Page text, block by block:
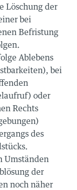
Löschung der
bei
Befristung
Ablebens
bei
oder
Rechts
des
Umständen
der
noch näher